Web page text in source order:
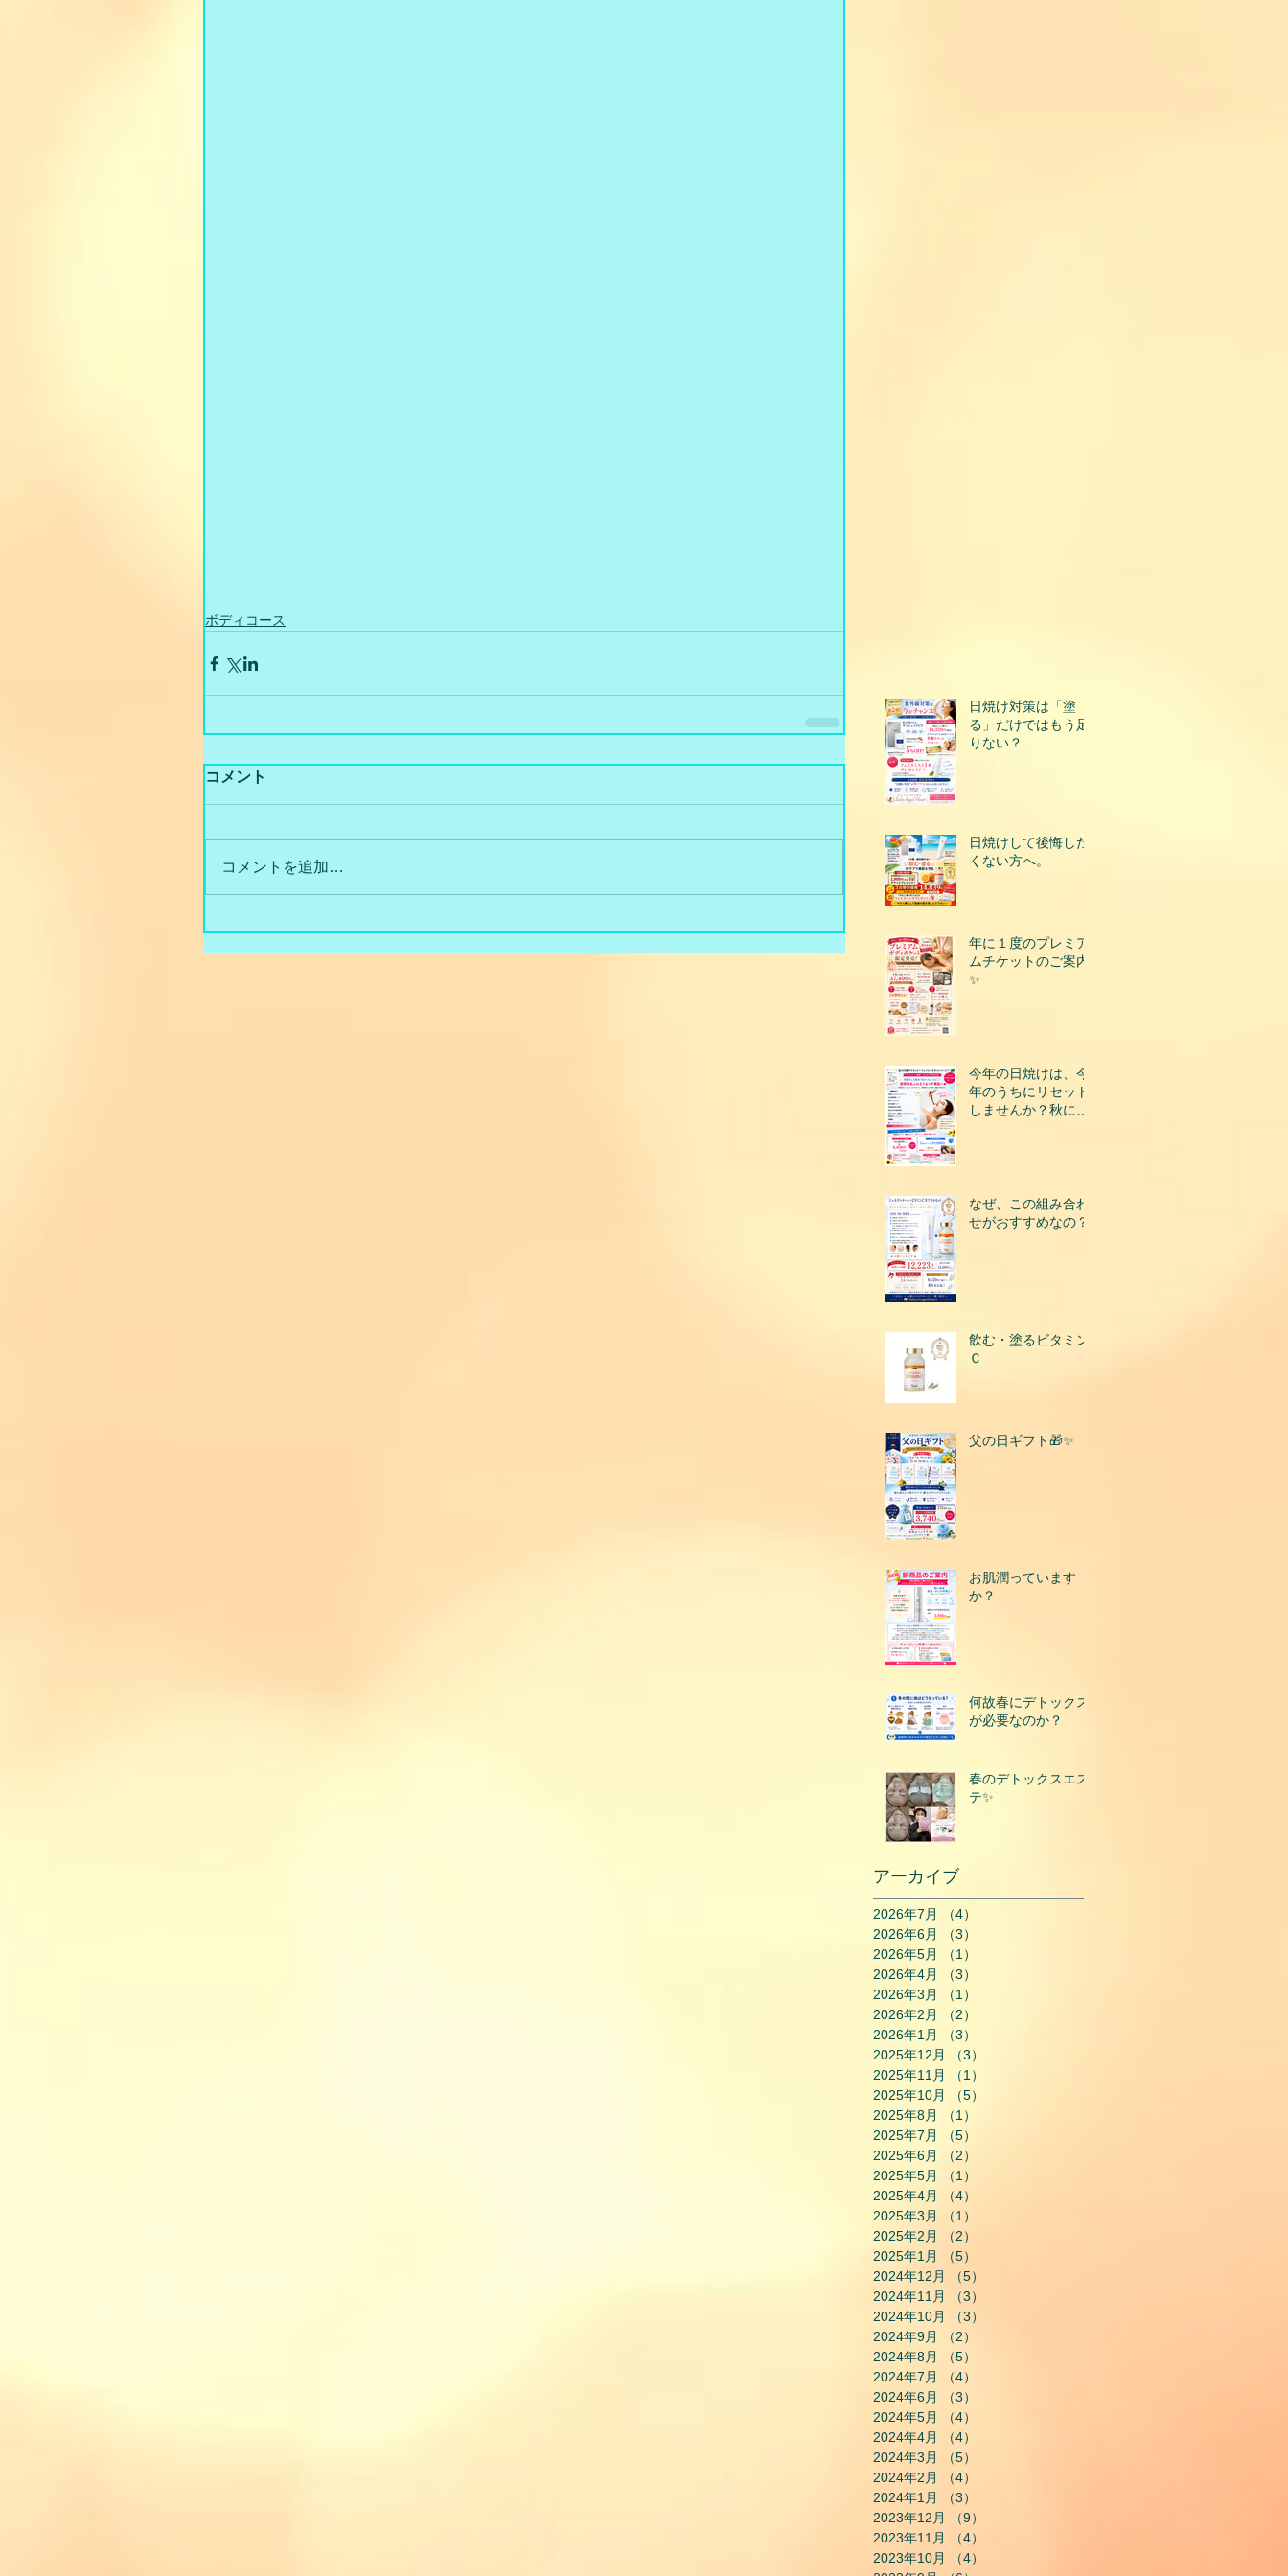
ボディコース
コメント
コメントを追加…
日焼け対策は「塗
る」だけではもう足
りない？
日焼けして後悔した
くない方へ。
年に１度のプレミア
ムチケットのご案内
✨
今年の日焼けは、今
年のうちにリセット
しませんか？秋にな
なぜ、この組み合わ
せがおすすめなの？
飲む・塗るビタミン
Ｃ
父の日ギフト🎁✨
お肌潤っています
か？
何故春にデトックス
が必要なのか？
春のデトックスエス
テ✨
アーカイブ
2026年7月 （4）
2026年6月
（3）
2026年5月
（1）
2026年4月
（3）
2026年3月
（1）
2026年2月
（2）
2026年1月
（3）
2025年12月
（3）
2025年11月
（1）
2025年10月
（5）
2025年8月
（1）
2025年7月
（5）
2025年6月
（2）
2025年5月
（1）
2025年4月
（4）
2025年3月
（1）
2025年2月
（2）
2025年1月
（5）
2024年12月
（5）
2024年11月
（3）
2024年10月
（3）
2024年9月
（2）
2024年8月
（5）
2024年7月
（4）
2024年6月
（3）
2024年5月
（4）
2024年4月
（4）
2024年3月
（5）
2024年2月
（4）
2024年1月
（3）
2023年12月
（9）
2023年11月
（4）
2023年10月
（4）